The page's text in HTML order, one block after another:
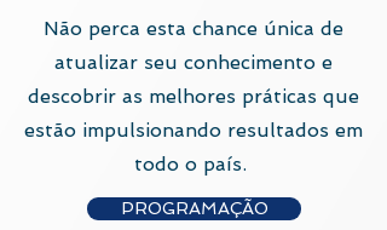
Não perca esta chance única de
atualizar seu conhecimento e
descobrir as melhores práticas que
estão impulsionando resultados em
todo o país.
PROGRAMAÇÃO